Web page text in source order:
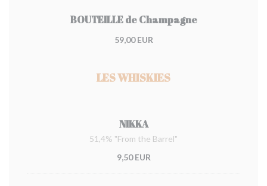
BOUTEILLE de Champagne
59,00 EUR
LES WHISKIES
NIKKA
51,4% "From the Barrel"
9,50 EUR